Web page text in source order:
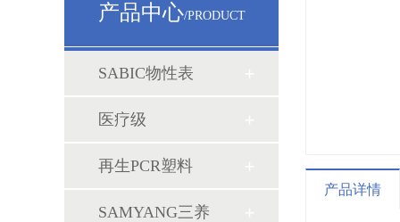
产品中心/PRODUCT
SABIC物性表
医疗级
再生PCR塑料
SAMYANG三养
产品详情